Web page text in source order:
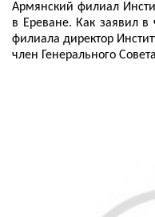
Армянский филиал
в Ереване. Как заявил в
филиала директор
член Генерального